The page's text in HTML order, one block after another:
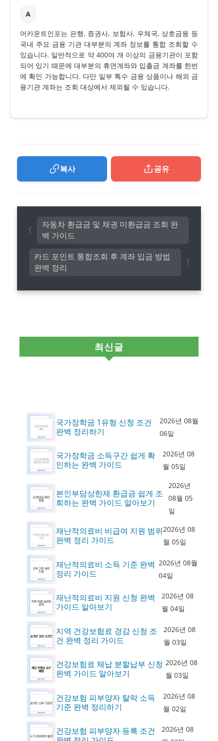
A
어카운트인포는 은행, 증권사, 보험사, 우체국, 상호금융 등
국내 주요 금융 기관 대부분의 계좌 정보를 통합 조회할 수
있습니다. 일반적으로 약 400여 개 이상의 금융기관이 포함
되어 있기 때문에 대부분의 휴면계좌와 입출금 계좌를 한번
에 확인 가능합니다. 다만 일부 특수 금융 상품이나 해외 금
융기관 계좌는 조회 대상에서 제외될 수 있습니다.
복사 공유
카드 포인트 통합조회 후 계좌 입금 방법
완벽 정리
자동차 환급금 및 채권 미환급금 조회 완
벽 가이드
최신글
국가장학금 1유형 신청 조건
완벽 정리하기
2026년 08월
06일
국가장학금 소득구간 쉽게 확
인하는 완벽 가이드
2026년 08
월 05일
본인부담상한제 환급금 쉽게 조
회하는 완벽 가이드 알아보기
2026년
08월 05
일
재난적의료비 비급여 지원 범위
완벽 정리 가이드
2026년 08
월 05일
재난적의료비 소득 기준 완벽
정리 가이드
2026년 08월
04일
재난적의료비 지원 신청 완벽
가이드 알아보기
2026년 08
월 04일
지역 건강보험료 경감 신청 조
건 완벽 정리 가이드
2026년 08
월 03일
건강보험료 체납 분할납부 신청
완벽 가이드 알아보기
2026년 08
월 03일
건강보험 피부양자 탈락 소득
기준 완벽 정리하기
2026년 08
월 02일
건강보험 피부양자 등록 조건
2026년 08